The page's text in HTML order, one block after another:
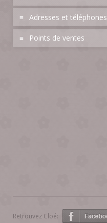
Adresses et téléphones
Points de ventes
Retrouvez Cloé: